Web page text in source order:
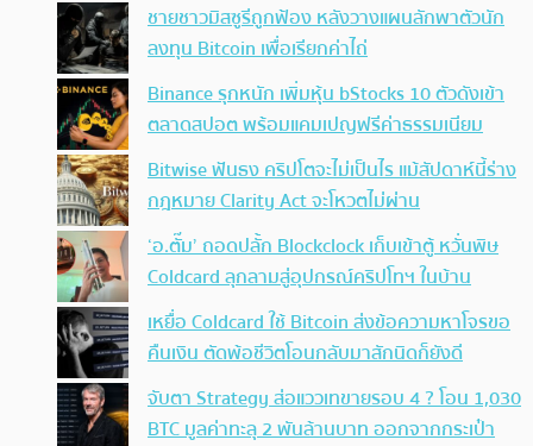
ชายชาวมิสซูรีถูกฟ้อง หลังวางแผนลักพาตัวนัก
ลงทุน Bitcoin เพื่อเรียกค่าไถ่
Binance รุกหนัก เพิ่มหุ้น bStocks 10 ตัวดังเข้า
ตลาดสปอต พร้อมแคมเปญฟรีค่าธรรมเนียม
Bitwise ฟันธง คริปโตจะไม่เป็นไร แม้สัปดาห์นี้ร่าง
กฎหมาย Clarity Act จะโหวตไม่ผ่าน
‘อ.ตั๊ม’ ถอดปลั้ก Blockclock เก็บเข้าตู้ หวั่นพิษ
Coldcard ลุกลามสู่อุปกรณ์คริปโทฯ ในบ้าน
เหยื่อ Coldcard ใช้ Bitcoin ส่งข้อความหาโจรขอ
คืนเงิน ตัดพ้อชีวิตโอนกลับมาสักนิดก็ยังดี
จับตา Strategy ส่อแววเทขายรอบ 4 ? โอน 1,030
BTC มูลค่าทะลุ 2 พันล้านบาท ออกจากกระเป๋า